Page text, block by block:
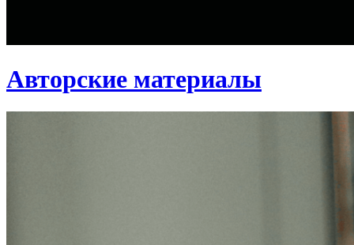
Авторские материалы